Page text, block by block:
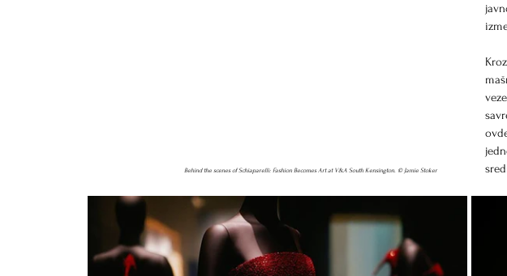
Behind the scenes of Schiaparelli: Fashion Becomes Art at V&A South Kensington. © Jamie Stoker